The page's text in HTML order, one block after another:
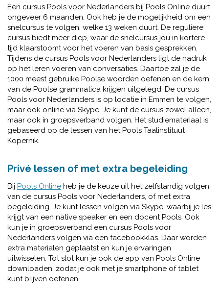
Een cursus Pools voor Nederlanders bij Pools Online duurt
ongeveer 6 maanden. Ook heb je de mogelijkheid om een
snelcursus te volgen, welke 13 weken duurt. De reguliere
cursus biedt meer diep, waar de snelcursus jou in kortere
tijd klaarstoomt voor het voeren van basis gesprekken.
Tijdens de cursus Pools voor Nederlanders ligt de nadruk
op het leren voeren van conversaties. Daartoe zal je de
1000 meest gebruike Poolse woorden oefenen en de kern
van de Poolse grammatica krijgen uitgelegd. De cursus
Pools voor Nederlanders is op locatie in Emmen te volgen,
maar ook online via Skype. Je kunt de cursus zowel alleen,
maar ook in groepsverband volgen. Het studiemateriaal is
gebaseerd op de lessen van het Pools Taalinstituut
Kopernik.
Privé lessen of met extra begeleiding
Bij Pools Online heb je de keuze uit het zelfstandig volgen
van de cursus Pools voor Nederlanders, of met extra
begeleiding. Je kunt lessen volgen via Skype, waarbij je les
krijgt van een native speaker en een docent Pools. Ook
kun je in groepsverband een cursus Pools voor
Nederlanders volgen via een facebookklas. Daar worden
extra materialen geplaatst en kun je ervaringen
uitwisselen. Tot slot kun je ook de app van Pools Online
downloaden, zodat je ook met je smartphone of tablet
kunt blijven oefenen.